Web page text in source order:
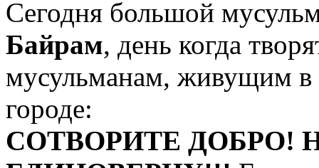
Сегодня большой
Байрам, день когда
мусульманам, живущим
городе:
СОТВОРИТЕ ДОБРО!